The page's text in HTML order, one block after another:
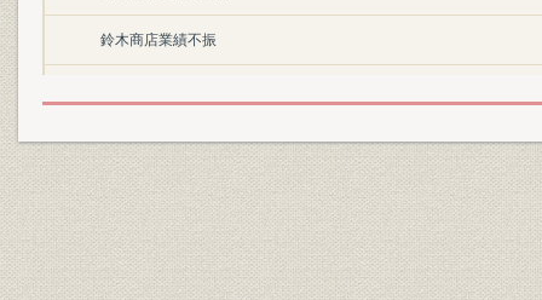
鈴木商店業績不振
第三章 鈴木商店の行詰まり
そのきっかけ<製粉合併不調>
苦心する金子直吉
大戦後の日本経済と金解禁